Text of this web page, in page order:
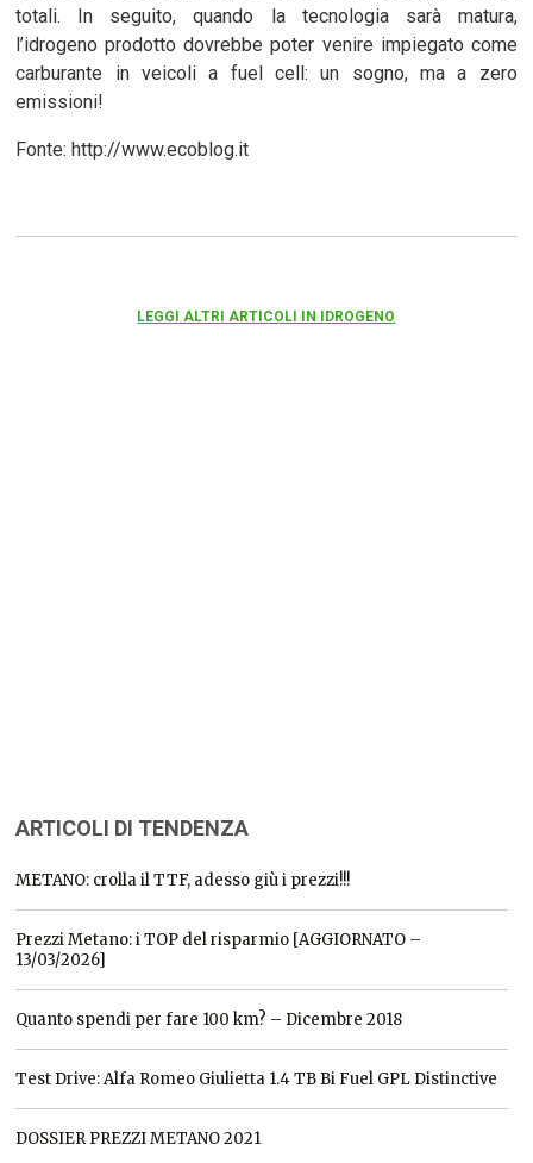
totali. In seguito, quando la tecnologia sarà matura,
l’idrogeno prodotto dovrebbe poter venire impiegato come
carburante in veicoli a fuel cell: un sogno, ma a zero
emissioni!
Fonte: http://www.ecoblog.it
LEGGI ALTRI ARTICOLI IN IDROGENO
ARTICOLI DI TENDENZA
METANO: crolla il TTF, adesso giù i prezzi!!!
Prezzi Metano: i TOP del risparmio [AGGIORNATO –
13/03/2026]
Quanto spendi per fare 100 km? – Dicembre 2018
Test Drive: Alfa Romeo Giulietta 1.4 TB Bi Fuel GPL Distinctive
DOSSIER PREZZI METANO 2021